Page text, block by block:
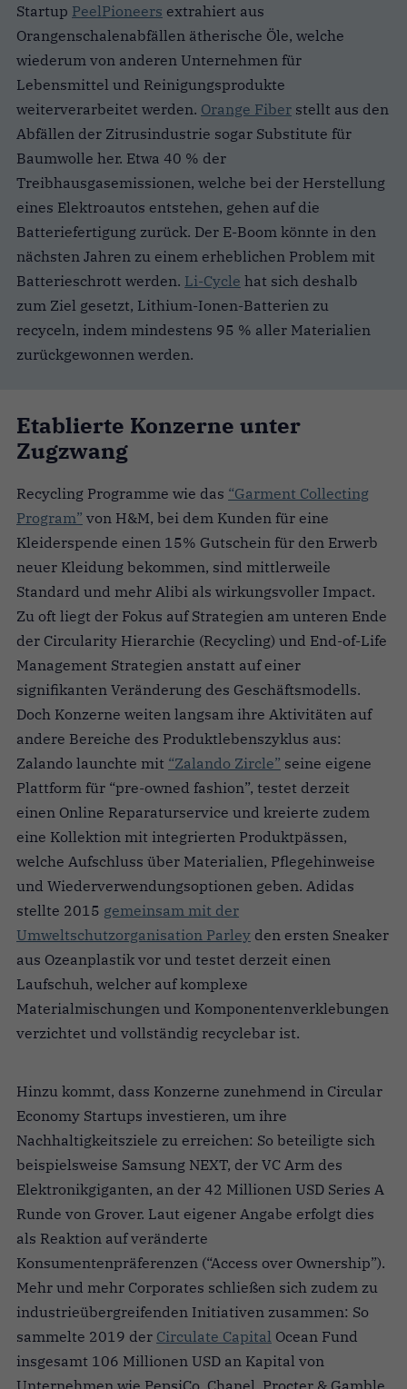
Startup PeelPioneers extrahiert aus
Orangenschalenabfällen ätherische Öle, welche
wiederum von anderen Unternehmen für
Lebensmittel und Reinigungsprodukte
weiterverarbeitet werden. Orange Fiber stellt aus den
Abfällen der Zitrusindustrie sogar Substitute für
Baumwolle her. Etwa 40 % der
Treibhausgasemissionen, welche bei der Herstellung
eines Elektroautos entstehen, gehen auf die
Batteriefertigung zurück. Der E-Boom könnte in den
nächsten Jahren zu einem erheblichen Problem mit
Batterieschrott werden. Li-Cycle hat sich deshalb
zum Ziel gesetzt, Lithium-Ionen-Batterien zu
recyceln, indem mindestens 95 % aller Materialien
zurückgewonnen werden.
Etablierte Konzerne unter
Zugzwang
Recycling Programme wie das “Garment Collecting
Program” von H&M, bei dem Kunden für eine
Kleiderspende einen 15% Gutschein für den Erwerb
neuer Kleidung bekommen, sind mittlerweile
Standard und mehr Alibi als wirkungsvoller Impact.
Zu oft liegt der Fokus auf Strategien am unteren Ende
der Circularity Hierarchie (Recycling) und End-of-Life
Management Strategien anstatt auf einer
signifikanten Veränderung des Geschäftsmodells.
Doch Konzerne weiten langsam ihre Aktivitäten auf
andere Bereiche des Produktlebenszyklus aus:
Zalando launchte mit “Zalando Zircle” seine eigene
Plattform für “pre-owned fashion”, testet derzeit
einen Online Reparaturservice und kreierte zudem
eine Kollektion mit integrierten Produktpässen,
welche Aufschluss über Materialien, Pflegehinweise
und Wiederverwendungsoptionen geben. Adidas
stellte 2015 gemeinsam mit der
Umweltschutzorganisation Parley den ersten Sneaker
aus Ozeanplastik vor und testet derzeit einen
Laufschuh, welcher auf komplexe
Materialmischungen und Komponentenverklebungen
verzichtet und vollständig recyclebar ist.
Hinzu kommt, dass Konzerne zunehmend in Circular
Economy Startups investieren, um ihre
Nachhaltigkeitsziele zu erreichen: So beteiligte sich
beispielsweise Samsung NEXT, der VC Arm des
Elektronikgiganten, an der 42 Millionen USD Series A
Runde von Grover. Laut eigener Angabe erfolgt dies
als Reaktion auf veränderte
Konsumentenpräferenzen (“Access over Ownership”).
Mehr und mehr Corporates schließen sich zudem zu
industrieübergreifenden Initiativen zusammen: So
sammelte 2019 der Circulate Capital Ocean Fund
insgesamt 106 Millionen USD an Kapital von
Unternehmen wie PepsiCo, Chanel, Procter & Gamble,